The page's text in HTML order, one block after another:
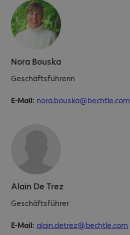
Nora Bouska
Geschäftsführerin
E-Mail: nora.bouska@bechtle.com
Alain De Trez
Geschäftsführer
E-Mail: alain.detrez@bechtle.com